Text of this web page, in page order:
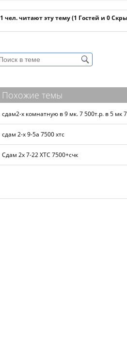
1 чел. читают эту тему (1 Гостей и 0
Похожие темы
сдам2-х комнатную в 9 мк. 7 500т.р. в 5 мк
сдам 2-х 9-5а 7500 хтс
Сдам 2х 7-22 ХТС 7500+счк